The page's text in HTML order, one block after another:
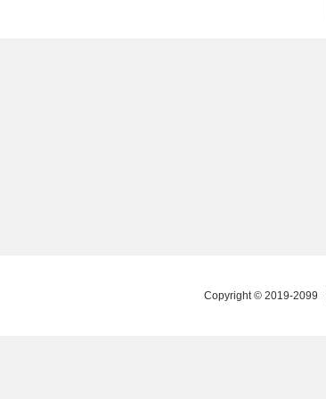
Copyright © 2019-2099